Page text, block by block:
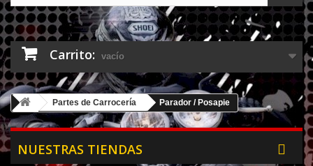
Carrito: vacío
Partes de Carrocería Parador / Posapie
NUESTRAS TIENDAS